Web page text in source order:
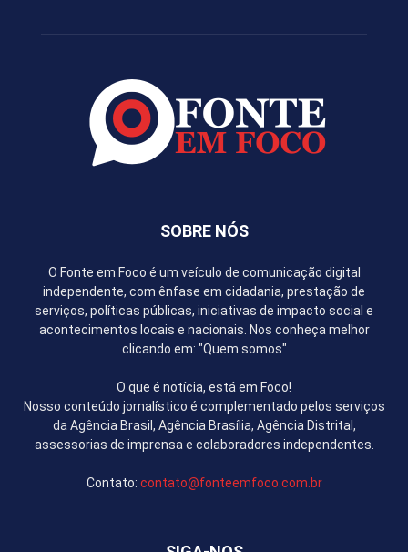
SOBRE NÓS
O Fonte em Foco é um veículo de comunicação digital
independente, com ênfase em cidadania, prestação de
serviços, políticas públicas, iniciativas de impacto social e
acontecimentos locais e nacionais. Nos conheça melhor
clicando em: "Quem somos"
O que é notícia, está em Foco!
Nosso conteúdo jornalístico é complementado pelos serviços
da Agência Brasil, Agência Brasília, Agência Distrital,
assessorias de imprensa e colaboradores independentes.
Contato: contato@fonteemfoco.com.br